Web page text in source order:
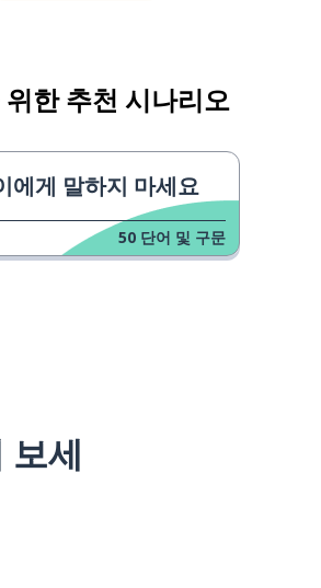
위한 추천 시나리오
에게 말하지 마세요
50 단어 및 구문
보세